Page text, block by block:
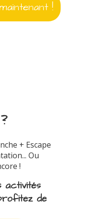
!
+ Escape
Ou
!
activités
de